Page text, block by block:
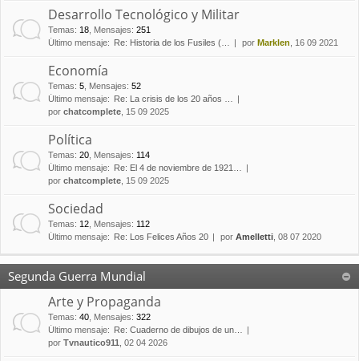
Desarrollo Tecnológico y Militar
Temas: 18 Mensajes: 251
Último mensaje:
Re: Historia de los Fusiles (… por Marklen , 16 09 2021
Economía
Temas: 5 Mensajes: 52
Último mensaje:
Re: La crisis de los 20 años …
por chatcomplete , 15 09 2025
Política
Temas: 20 Mensajes: 114
Último mensaje:
Re: El 4 de noviembre de 1921…
por chatcomplete , 15 09 2025
Sociedad
Temas: 12 Mensajes: 112
Último mensaje:
Re: Los Felices Años 20 por Amelletti , 08 07 2020
Segunda Guerra Mundial
Arte y Propaganda
Temas: 40 Mensajes: 322
Último mensaje:
Re: Cuaderno de dibujos de un…
por Tvnautico911 , 02 04 2026